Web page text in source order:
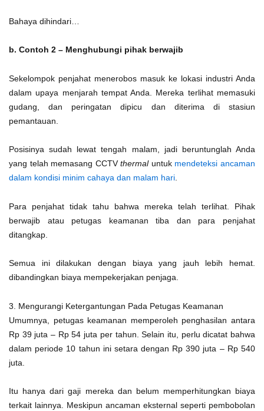
Bahaya dihindari…
b. Contoh 2 – Menghubungi pihak berwajib
Sekelompok penjahat menerobos masuk ke lokasi industri Anda
dalam upaya menjarah tempat Anda. Mereka terlihat memasuki
gudang, dan peringatan dipicu dan diterima di stasiun
pemantauan.
Posisinya sudah lewat tengah malam, jadi beruntunglah Anda
yang telah memasang CCTVthermaluntuk mendeteksi ancaman
dalam kondisi minim cahaya dan malam hari.
Para penjahat tidak tahu bahwa mereka telah terlihat. Pihak
berwajib atau petugas keamanan tiba dan para penjahat
ditangkap.
Semua ini dilakukan dengan biaya yang jauh lebih hemat.
dibandingkan biaya mempekerjakan penjaga.
3. Mengurangi Ketergantungan Pada Petugas Keamanan
Umumnya, petugas keamanan memperoleh penghasilan antara
Rp 39 juta – Rp 54 juta per tahun. Selain itu, perlu dicatat bahwa
dalam periode 10 tahun ini setara dengan Rp 390 juta – Rp 540
juta.
Itu hanya dari gaji mereka dan belum memperhitungkan biaya
terkait lainnya. Meskipun ancaman eksternal seperti pembobolan